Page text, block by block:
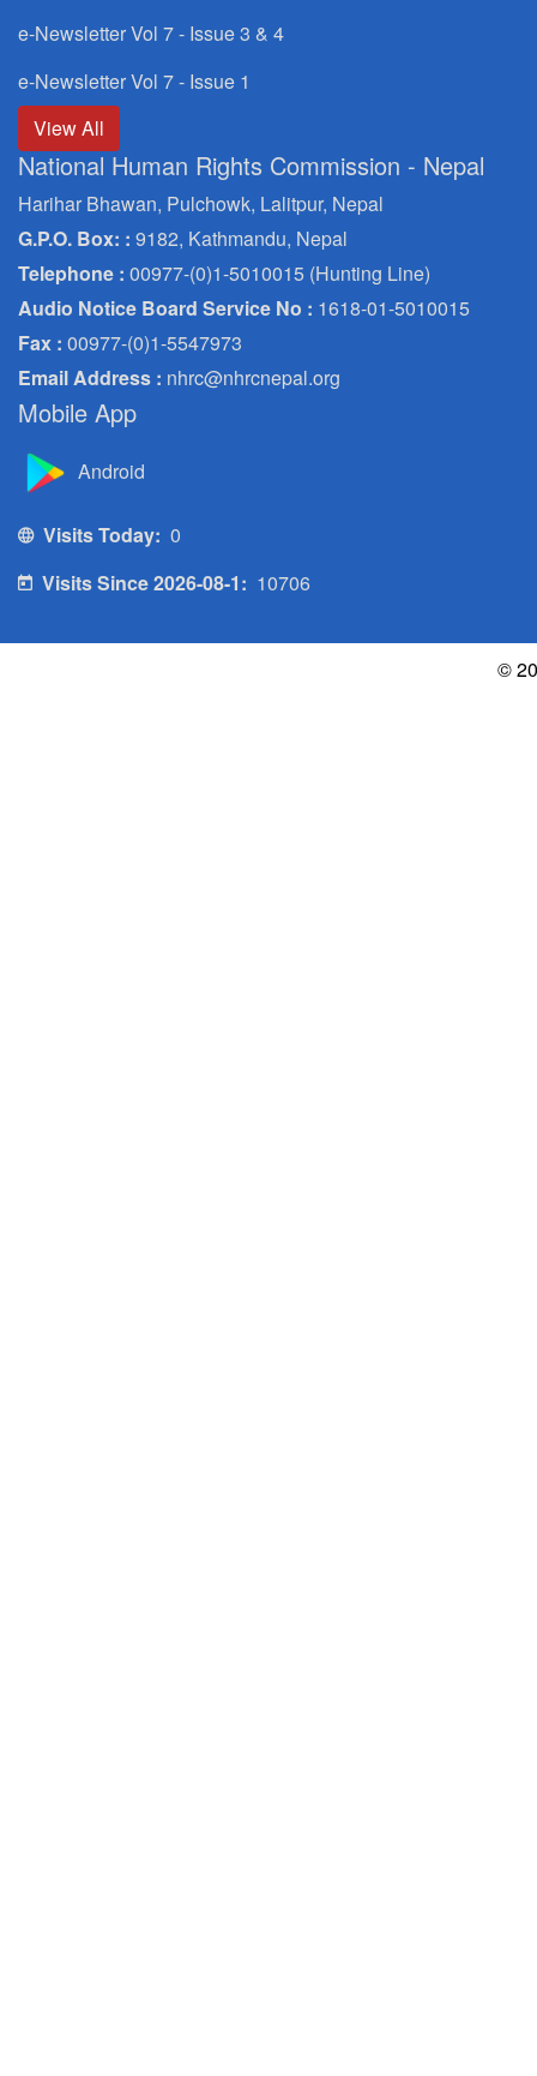
e-Newsletter Vol 7 - Issue 3 & 4
e-Newsletter Vol 7 - Issue 1
View All
National Human Rights Commission - Nepal
Harihar Bhawan, Pulchowk, Lalitpur, Nepal
G.P.O. Box: : 9182, Kathmandu, Nepal
Telephone : 00977-(0)1-5010015 (Hunting Line)
Audio Notice Board Service No : 1618-01-5010015
Fax : 00977-(0)1-5547973
Email Address : nhrc@nhrcnepal.org
Mobile App
Android
Visits Today: 0
Visits Since 2026-08-1: 10706
©